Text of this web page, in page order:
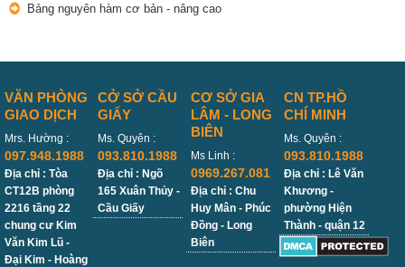
Bảng nguyên hàm cơ bản - nâng cao
VĂN PHÒNG
GIAO DỊCH
Mrs. Hường :
097.948.1988
Địa chỉ : Tòa
CT12B phòng
2216 tầng 22
chung cư Kim
Văn Kim Lũ -
Đại Kim - Hoàng
CỞ SỞ CẦU
GIẤY
Ms. Quyên :
093.810.1988
Địa chỉ : Ngõ
165 Xuân Thủy -
Cầu Giấy
CƠ SỞ GIA
LÂM - LONG
BIÊN
Ms Linh :
0969.267.081
Địa chỉ : Chu
Huy Mân - Phúc
Đồng - Long
Biên
CN TP.HỒ
CHÍ MINH
Ms. Quyên :
093.810.1988
Địa chỉ : Lê Văn
Khương -
phường Hiện
Thành - quận 12